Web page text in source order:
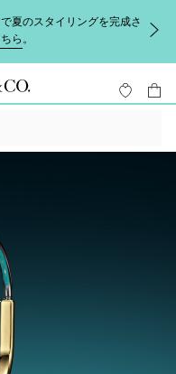
夏のスタイリングを完成さ
ら 。